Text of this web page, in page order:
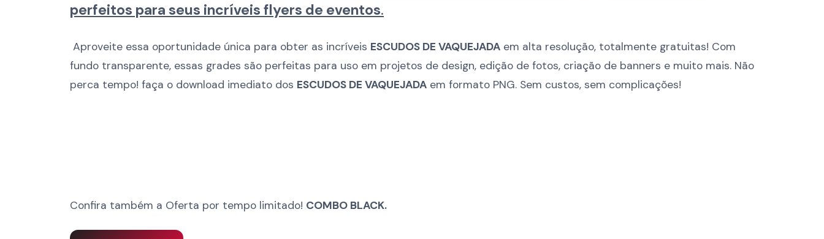
perfeitos para seus incríveis flyers de eventos.
Aproveite essa oportunidade única para obter as incríveis ESCUDOS DE VAQUEJADA em alta resolução, totalmente gratuitas! Com
fundo transparente, essas grades são perfeitas para uso em projetos de design, edição de fotos, criação de banners e muito mais. Não
perca tempo! faça o download imediato dos ESCUDOS DE VAQUEJADA em formato PNG. Sem custos, sem complicações!
Confira também a Oferta por tempo limitado! COMBO BLACK.